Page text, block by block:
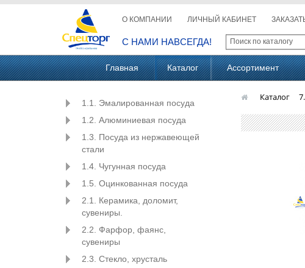
О КОМПАНИИ ЛИЧНЫЙ КАБИНЕТ
С НАМИ НАВСЕГДА!
Главная Каталог Ассортимент
1.1. Эмалированная посуда
1.2. Алюминиевая посуда
1.3. Посуда из нержавеющей
стали
1.4. Чугунная посуда
1.5. Оцинкованная посуда
2.1. Керамика, доломит,
сувениры.
2.2. Фарфор, фаянс,
сувениры
2.3. Стекло, хрусталь
Каталог